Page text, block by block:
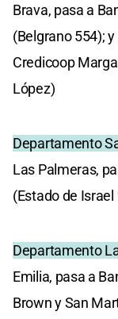
Brava, pasa a
(Belgrano 554);
Credicoop
López)
Departamento
Las Palmeras,
(Estado de Israel
Departamento
Emilia, pasa a
Brown y San